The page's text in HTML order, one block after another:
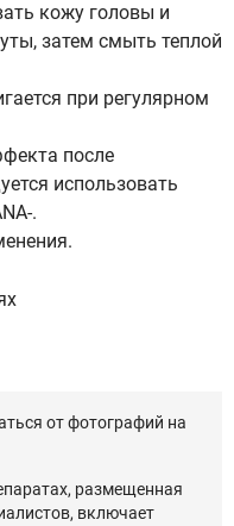
кожу головы и
затем смыть теплой
при регулярном
после
использовать
.
от фотографий на
размещенная
включает